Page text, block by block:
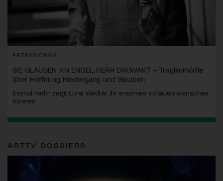
REZENSIONEN
SIE GLAUBEN AN ENGEL, HERR DROWAK? – Tragikomödie
über Hoffnung, Niedergang und Glauben
Einmal mehr zeigt Luna Wedler ihr enormes schauspielerisches
Können.
ARTTV DOSSIERS